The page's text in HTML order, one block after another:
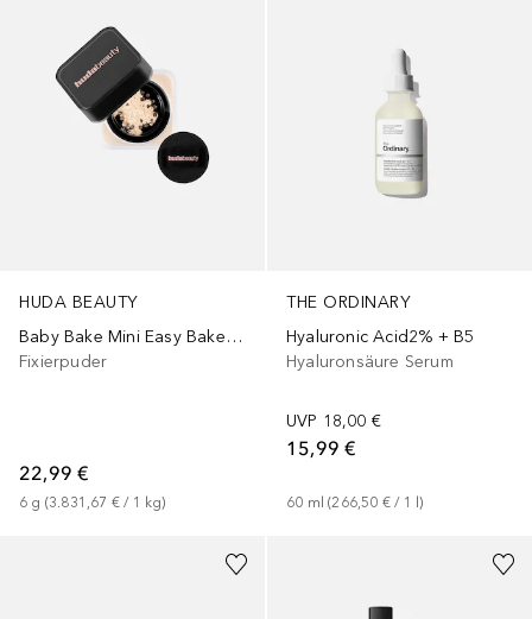
HUDA BEAUTY
Baby Bake Mini Easy Bake Loose Powder
Fixierpuder
22,99 €
6 g (3.831,67 € / 1 kg)
THE ORDINARY
Hyaluronic Acid2% + B5
Hyaluronsäure Serum
UVP 18,00 €
15,99 €
60 ml (266,50 € / 1 l)
+15 +27